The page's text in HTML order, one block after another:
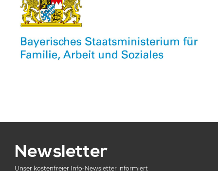
Newsletter
Unser kostenfreier Info-Newsletter informiert